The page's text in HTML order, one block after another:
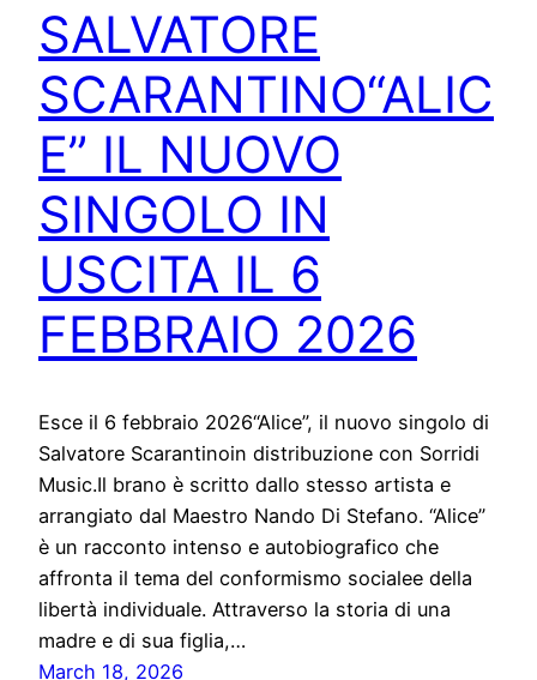
SALVATORE
SCARANTINO“ALIC
E” IL NUOVO
SINGOLO IN
USCITA IL 6
FEBBRAIO 2026
Esce il 6 febbraio 2026“Alice”, il nuovo singolo di
Salvatore Scarantinoin distribuzione con Sorridi
Music.Il brano è scritto dallo stesso artista e
arrangiato dal Maestro Nando Di Stefano. “Alice”
è un racconto intenso e autobiografico che
affronta il tema del conformismo socialee della
libertà individuale. Attraverso la storia di una
madre e di sua figlia,…
March 18, 2026